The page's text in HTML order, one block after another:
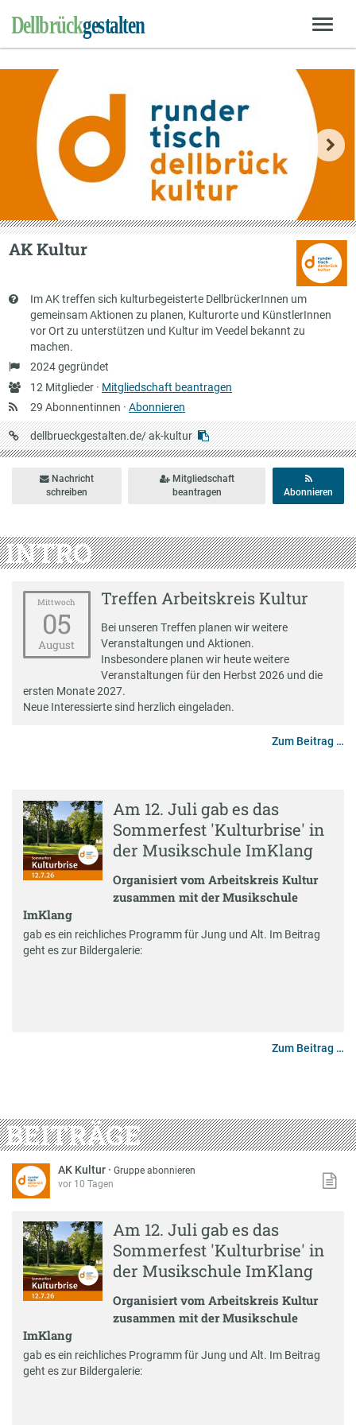
AK Kultur
Kurzbeschreibung
Im AK treffen sich kulturbegeisterte DellbrückerInnen um
gemeinsam Aktionen zu planen, Kulturorte und KünstlerInnen
vor Ort zu unterstützen und Kultur im Veedel bekannt zu
machen.
Gründung
2024 gegründet
Anzahl
Mitglieder
12 Mitglieder · Mitgliedschaft beantragen
29 Abonnentinnen ·Abonnieren
URL
auf
dellbrueckgestalten.de/ ak-kultur
Nachricht
schreiben
Mitgliedschaft
beantragen
Abonnieren
INTRO
Mittwoch
05
August
Treffen Arbeitskreis Kultur
Bei unseren Treffen planen wir weitere
Veranstaltungen und Aktionen.
Insbesondere planen wir heute weitere
Veranstaltungen für den Herbst 2026 und die
ersten Monate 2027.
Neue Interessierte sind herzlich eingeladen.
Zum Beitrag …
Am 12. Juli gab es das
Sommerfest 'Kulturbrise' in
der Musikschule ImKlang
Organisiert vom Arbeitskreis Kultur
zusammen mit der Musikschule
ImKlang
gab es ein reichliches Programm für Jung und Alt. Im Beitrag
geht es zur Bildergalerie:
Zum Beitrag …
BEITRÄGE
AK Kultur ·Gruppe abonnieren
vor 10 Tagen
Am 12. Juli gab es das
Sommerfest 'Kulturbrise' in
der Musikschule ImKlang
Organisiert vom Arbeitskreis Kultur
zusammen mit der Musikschule
ImKlang
gab es ein reichliches Programm für Jung und Alt. Im Beitrag
geht es zur Bildergalerie: